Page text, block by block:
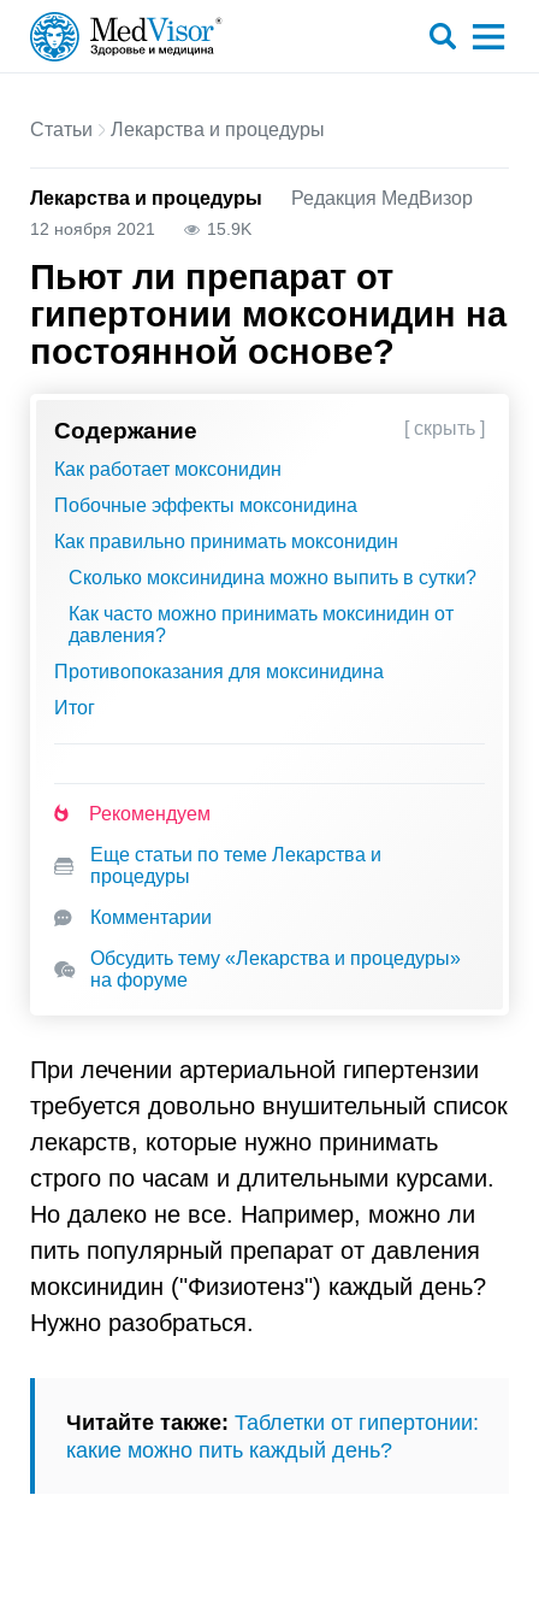
Статьи Лекарства и процедуры
Лекарства и процедуры Редакция МедВизор
12 ноября 2021 15.9K
Пьют ли препарат от
гипертонии моксонидин на
постоянной основе?
Содержание
[ скрыть ]
Как работает моксонидин
Побочные эффекты моксонидина
Как правильно принимать моксонидин
Сколько моксинидина можно выпить в сутки?
Как часто можно принимать моксинидин от
давления?
Противопоказания для моксинидина
Итог
Рекомендуем
Еще статьи по теме Лекарства и
процедуры
Комментарии
Обсудить тему «Лекарства и процедуры»
на форуме
При лечении артериальной гипертензии
требуется довольно внушительный список
лекарств, которые нужно принимать
строго по часам и длительными курсами.
Но далеко не все. Например, можно ли
пить популярный препарат от давления
моксинидин ("Физиотенз") каждый день?
Нужно разобраться.
Читайте также: Таблетки от гипертонии:
какие можно пить каждый день?